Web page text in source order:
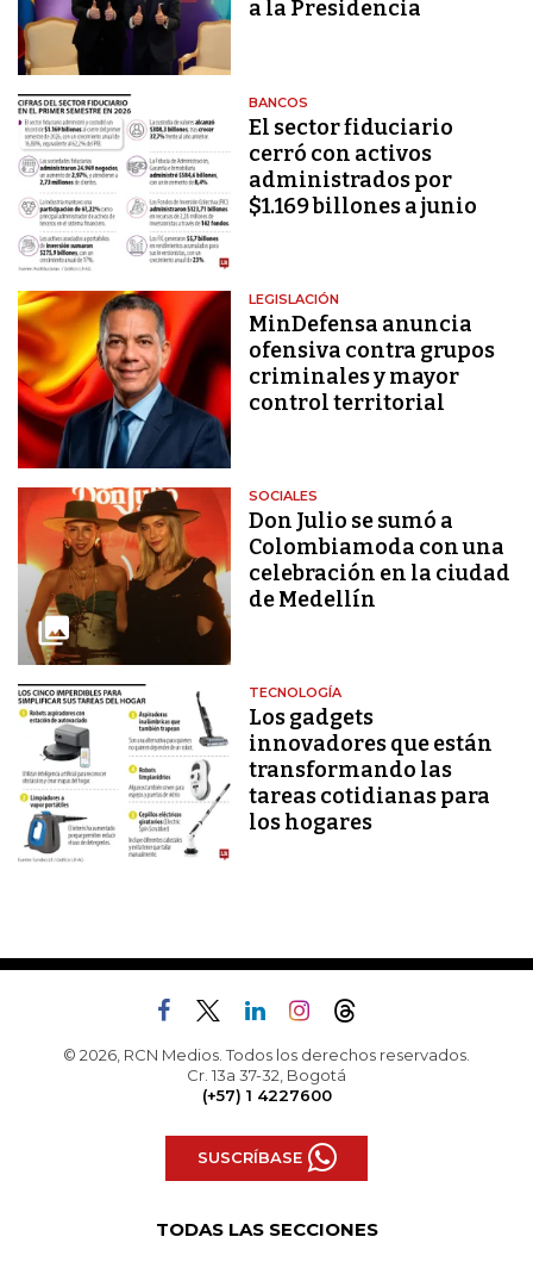
a la Presidencia
BANCOS
El sector fiduciario
cerró con activos
administrados por
$1.169 billones a junio
LEGISLACIÓN
MinDefensa anuncia
ofensiva contra grupos
criminales y mayor
control territorial
SOCIALES
Don Julio se sumó a
Colombiamoda con una
celebración en la ciudad
de Medellín
TECNOLOGÍA
Los gadgets
innovadores que están
transformando las
tareas cotidianas para
los hogares
© 2026, RCN Medios. Todos los derechos reservados.
Cr. 13a 37-32, Bogotá
(+57) 1 4227600
SUSCRÍBASE
TODAS LAS SECCIONES